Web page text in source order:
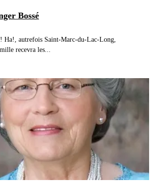
Bossé
Ha!, autrefois Saint-Marc-du-Lac-Long,
recevra les...